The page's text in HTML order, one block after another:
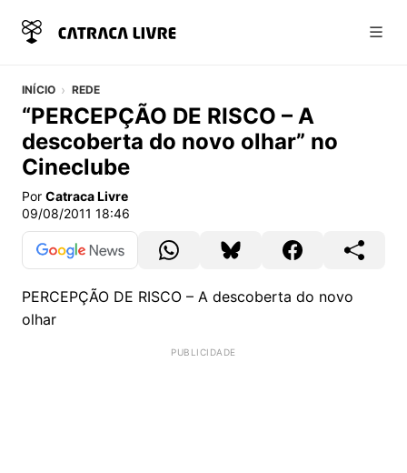
INÍCIO REDE
“PERCEPÇÃO DE RISCO – A
descoberta do novo olhar” no
Cineclube
Por Catraca Livre
09/08/2011 18:46
PERCEPÇÃO DE RISCO – A descoberta do novo
olhar